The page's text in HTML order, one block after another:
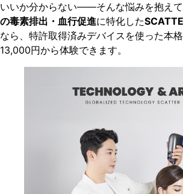
いいか分からない――そんな悩みを抱えて
の毒素排出・血行促進に特化した
なら、特許取得済みデバイスを使った本
13,000円から体験できます。